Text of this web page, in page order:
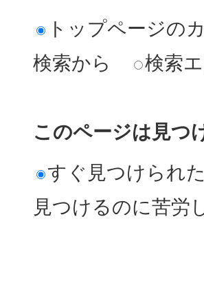
トップページの
検索から
検索
このページは見つ
すぐ見つけられた
見つけるのに苦労